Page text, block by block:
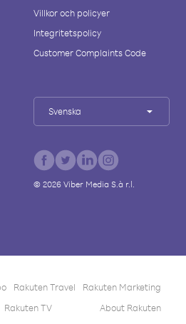
Villkor och policyer
Integritetspolicy
Customer Complaints Code
Svenska
© 2026Viber Media S.à r.l.
Rakuten Travel
Rakuten Marketing
Rakuten TV About Rakuten